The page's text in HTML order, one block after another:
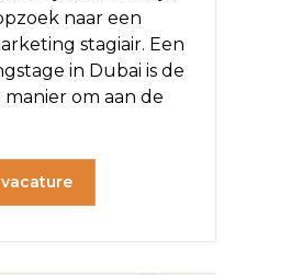
naar een
stagiair. Een
in Dubai is de
om aan de